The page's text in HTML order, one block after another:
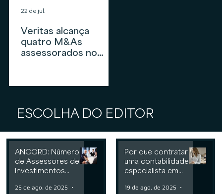
Veritas alcança
quatro M&As
assessorados no
investimentos em
22 de jul.
ESCOLHA DO EDITOR
ANCORD: Número
de Assessores de
Investimentos
últimos 12 meses
25 de ago. de 2025
Por que contratar
uma contabilidade
especialista em
investimentos
19 de ago. de 2025